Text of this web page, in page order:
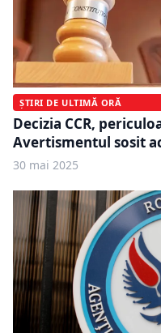
ȘTIRI DE ULTIMĂ ORĂ
Decizia CCR,
Avertismentul sosit
30 mai 2025